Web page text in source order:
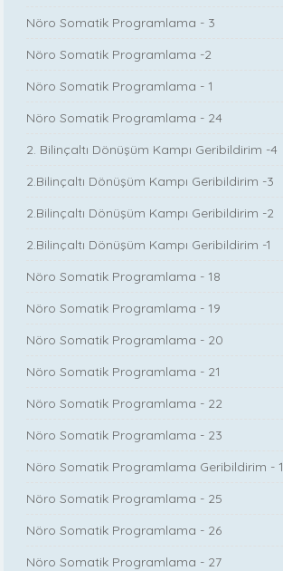
Nöro Somatik Programlama - 3
Nöro Somatik Programlama -2
Nöro Somatik Programlama - 1
Nöro Somatik Programlama - 24
2. Bilinçaltı Dönüşüm Kampı Geribildirim -4
2.Bilinçaltı Dönüşüm Kampı Geribildirim -3
2.Bilinçaltı Dönüşüm Kampı Geribildirim -2
2.Bilinçaltı Dönüşüm Kampı Geribildirim -1
Nöro Somatik Programlama - 18
Nöro Somatik Programlama - 19
Nöro Somatik Programlama - 20
Nöro Somatik Programlama - 21
Nöro Somatik Programlama - 22
Nöro Somatik Programlama - 23
Nöro Somatik Programlama Geribildirim - 1
Nöro Somatik Programlama - 25
Nöro Somatik Programlama - 26
Nöro Somatik Programlama - 27